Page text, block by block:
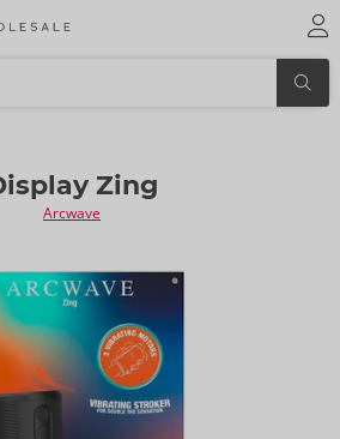
Zing
Arcwave